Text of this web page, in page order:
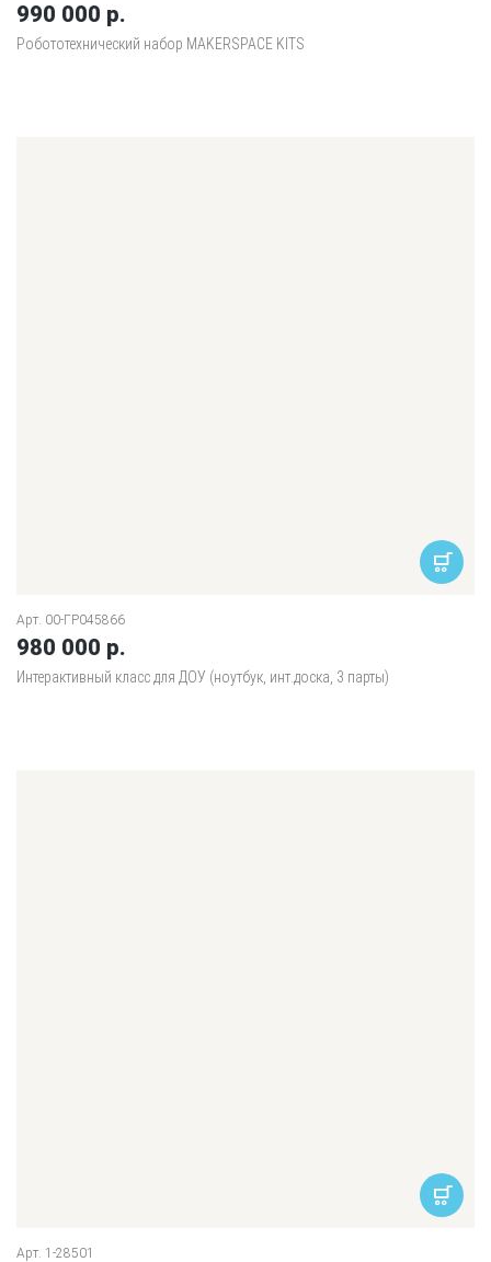
990 000 р.
Робототехнический набор MAKERSPACE KITS
Арт. 00-ГР045866
980 000 р.
Интерактивный класс для ДОУ (ноутбук, инт.доска, 3 парты)
Арт. 1-28501